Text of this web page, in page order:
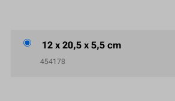
12 x 20,5 x 5,5 cm
454178